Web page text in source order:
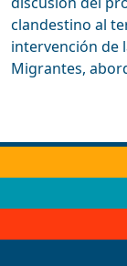
clandestino al
intervención de
Migrantes,